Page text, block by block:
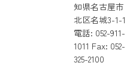
知県名古屋市
北区名城3-1-1
電話: 052-911-
1011 Fax: 052-
325-2100